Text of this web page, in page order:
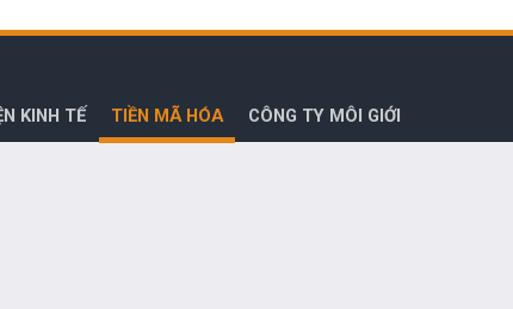
KINH TẾ TIỀN MÃ HÓA CÔNG TY MÔI GIỚI